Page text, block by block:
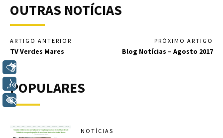
OUTRAS NOTÍCIAS
ARTIGO ANTERIOR
TV Verdes Mares
PRÓXIMO ARTIGO
Blog Notícias – Agosto 2017
POPULARES
NOTÍCIAS
Voz